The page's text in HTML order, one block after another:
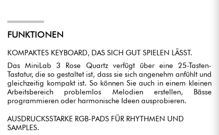
FUNKTIONEN
KOMPAKTES KEYBOARD, DAS SICH GUT SPIELEN LÄSST.
Das MiniLab 3 Rose Quartz verfügt über eine 25-Tasten-
Tastatur, die so gestaltet ist, dass sie sich angenehm anfühlt und
gleichzeitig kompakt ist. So können Sie auch in einem kleinen
Arbeitsbereich problemlos Melodien erstellen, Bässe
programmieren oder harmonische Ideen ausprobieren.
AUSDRUCKSSTARKE RGB-PADS FÜR RHYTHMEN UND
SAMPLES.